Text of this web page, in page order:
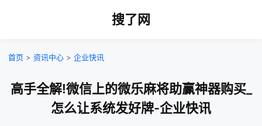
搜了网
首页 > 资讯中心 > 企业快讯
高手全解!微信上的微乐麻将助赢神器购买_
怎么让系统发好牌-企业快讯